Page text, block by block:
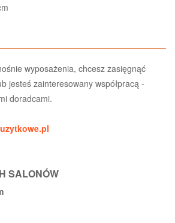
wyposażenia, chcesz zasięgnąć
jesteś zainteresowany współpracą -
doradcami.
SALONÓW